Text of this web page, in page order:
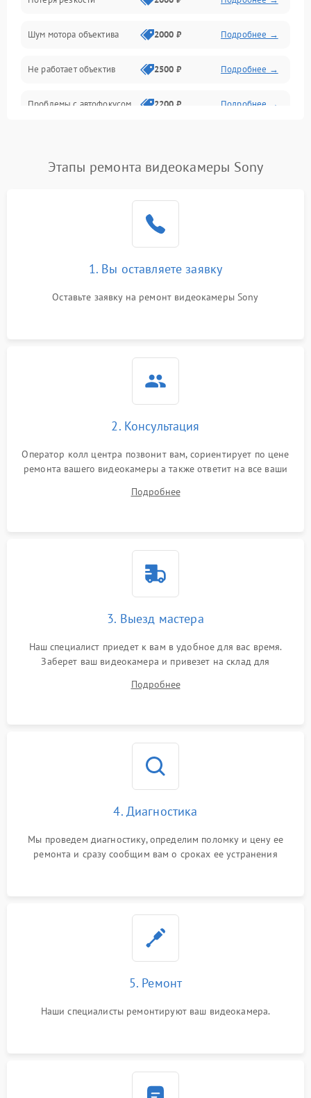
Шум мотора объектива 2000 ₽ Подробнее →
Не работает объектив 2500 ₽ Подробнее →
Проблемы с автофокусом 2200 ₽ Подробнее →
2200 ₽
Не работает стабилизация
2300 ₽ Подробнее →
Этапы ремонта видеокамеры Sony
1. Вы оставляете заявку
Оставьте заявку на ремонт видеокамеры Sony
2. Консультация
Оператор колл центра позвонит вам, сориентирует по цене
ремонта вашего видеокамеры а также ответит на все ваши
Подробнее
3. Выезд мастера
Наш специалист приедет к вам в удобное для вас время.
Заберет ваш видеокамера и привезет на склад для
Подробнее
4. Диагностика
Мы проведем диагностику, определим поломку и цену ее
ремонта и сразу сообщим вам о сроках ее устранения
5. Ремонт
Наши специалисты ремонтируют ваш видеокамера.